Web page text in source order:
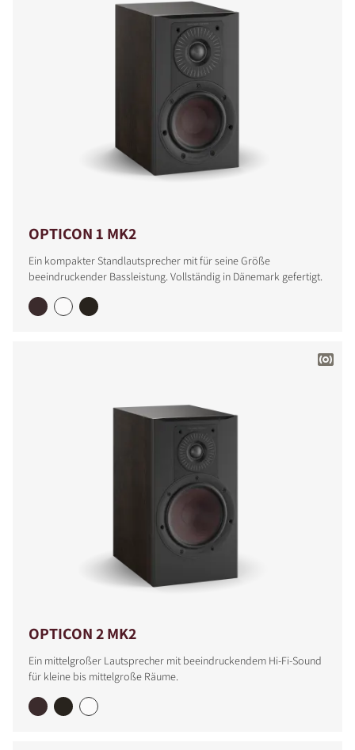
OPTICON 1 MK2
Ein kompakter Standlautsprecher mit für seine Größe
beeindruckender Bassleistung. Vollständig in Dänemark gefertigt.
OPTICON 2 MK2
Ein mittelgroßer Lautsprecher mit beeindruckendem Hi-Fi-Sound
für kleine bis mittelgroße Räume.